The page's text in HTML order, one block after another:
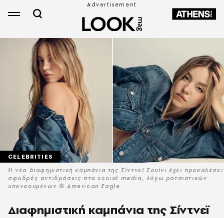
Η νέα διαφημιστική καμπάνια της Σίντνεϊ Σουίνι έχει προκαλέσει
σφοδρές αντιδράσεις στα social media, λόγω ρατσιστικών
υπονοουμένων © American Eagle
CELEBRITIES
Διαφημιστική καμπάνια της Σίντνεϊ